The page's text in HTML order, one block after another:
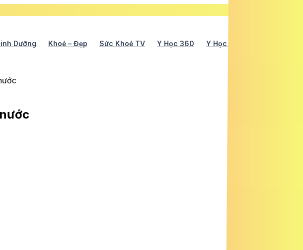
Dưỡng Khoẻ – Đẹp Sức Khoẻ TV Y Học 360 Y Học Cổ Truyền